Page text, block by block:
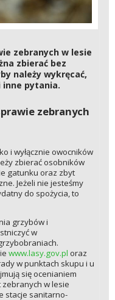
zebranych w lesie
zbierać bez
należy wykręcać,
inne pytania.
zebranych
i wyłącznie owocników
zbierać osobników
gatunku oraz zbyt
Jeżeli nie jesteśmy
do spożycia, to
grzybów i
w
www.lasy.gov.pl oraz
w punktach skupu i u
się ocenianiem
zebranych w lesie
stacje sanitarno-